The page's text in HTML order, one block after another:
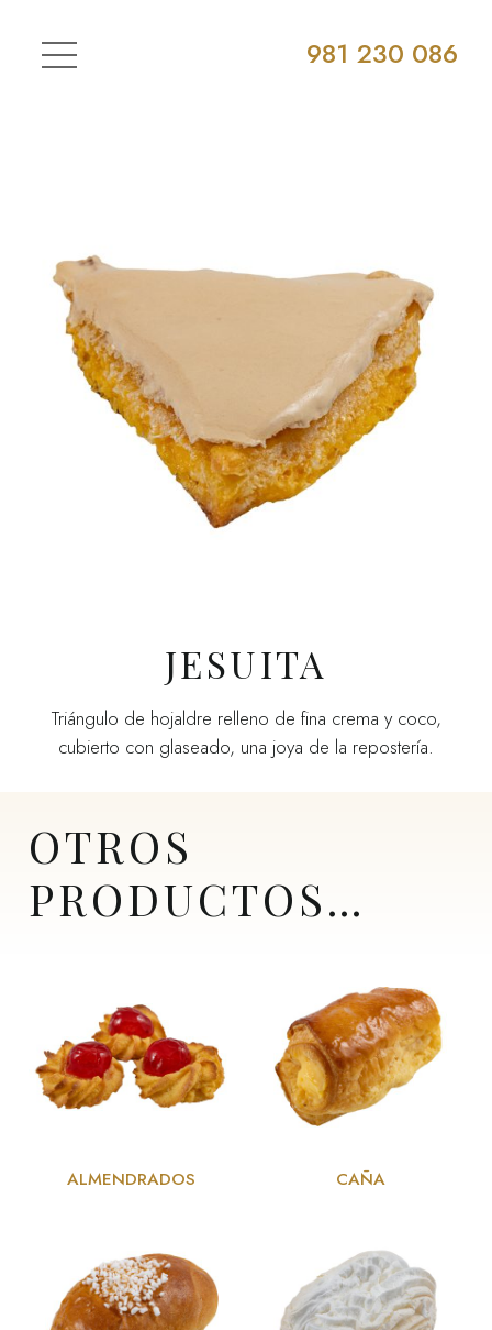
981 230 086
JESUITA
Triángulo de hojaldre relleno de fina crema y coco,
cubierto con glaseado, una joya de la repostería.
OTROS
PRODUCTOS…
ALMENDRADOS CAÑA